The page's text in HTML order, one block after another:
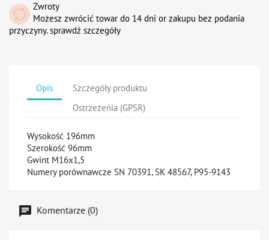
Zwroty
Możesz zwrócić towar do 14 dni or zakupu bez podania
przyczyny. sprawdź szczegóły
Opis
Szczegóły produktu
Ostrzeżeńia (GPSR)
Wysokość 196mm
Szerokość 96mm
Gwint M16x1,5
Numery porównawcze SN 70391, SK 48567, P95-9143
Komentarze (0)